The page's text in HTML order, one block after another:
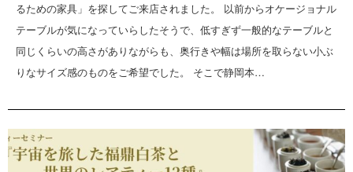
るための家具」を探してご来店されました。 以前からオケージョナル
テーブルが気になっていらしたそうで、低すぎず一般的なテーブルと
同じくらいの高さがありながらも、奥行きや幅は場所を取らない小ぶ
りなサイズ感のものをご希望でした。 そこで静岡本…